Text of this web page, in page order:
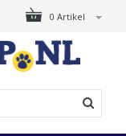
0 Artikel